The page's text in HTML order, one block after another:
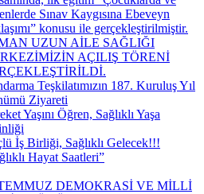
Sınav Kaygısına Ebeveyn
konusu ile gerçekleştirilmiştir.
UZUN AİLE SAĞLIĞI
AÇILIŞ TÖRENİ
Teşkilatımızın 187. Kuruluş Yıl
Ziyareti
Yaşını Öğren, Sağlıklı Yaşa
İş Birliği, Sağlıklı Gelecek!!!
Hayat Saatleri”
DEMOKRASİ VE MİLLİ